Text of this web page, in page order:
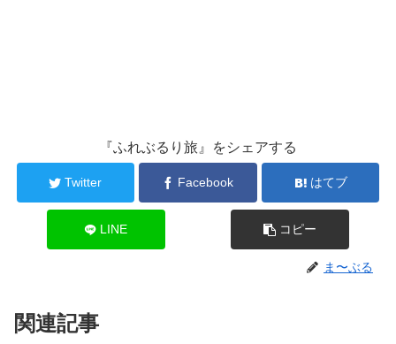
『ふれぶるり旅』をシェアする
Twitter Facebook はてブ
LINE コピー
ま〜ぶる
関連記事